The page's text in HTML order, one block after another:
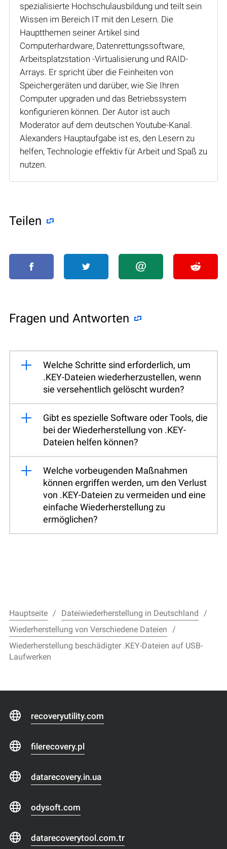
spezialisierte Hochschulausbildung und teilt sein
Wissen im Bereich IT mit den Lesern. Die
Hauptthemen seiner Artikel sind
Computerhardware, Datenrettungssoftware,
Arbeitsplatzstation -Virtualisierung und RAID-
Arrays. Er spricht über die Feinheiten von
Speichergeräten und darüber, wie Sie Ihren
Computer upgraden und das Betriebssystem
konfigurieren können. Der Autor ist auch
Moderator auf dem deutschen Youtube-Kanal.
Alexanders Hauptaufgabe ist es, den Lesern zu
helfen, Technologie effektiv für Arbeit und Spaß zu
nutzen.
Teilen
Fragen und Antworten
Welche Schritte sind erforderlich, um
.KEY-Dateien wiederherzustellen, wenn
sie versehentlich gelöscht wurden?
Gibt es spezielle Software oder Tools, die
bei der Wiederherstellung von .KEY-
Dateien helfen können?
Welche vorbeugenden Maßnahmen
können ergriffen werden, um den Verlust
von .KEY-Dateien zu vermeiden und eine
einfache Wiederherstellung zu
ermöglichen?
Hauptseite
Dateiwiederherstellung in Deutschland
Wiederherstellung von Verschiedene Dateien
Wiederherstellung beschädigter .KEY-Dateien auf USB-
Laufwerken
recoveryutility.com
filerecovery.pl
datarecovery.in.ua
odysoft.com
datarecoverytool.com.tr